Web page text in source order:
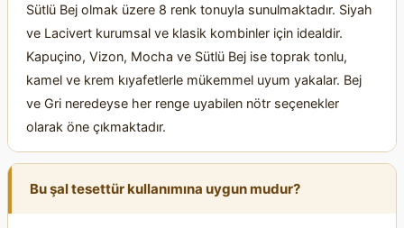
Sütlü Bej olmak üzere 8 renk tonuyla sunulmaktadır. Siyah
ve Lacivert kurumsal ve klasik kombinler için idealdir.
Kapuçino, Vizon, Mocha ve Sütlü Bej ise toprak tonlu,
kamel ve krem kıyafetlerle mükemmel uyum yakalar. Bej
ve Gri neredeyse her renge uyabilen nötr seçenekler
olarak öne çıkmaktadır.
Bu şal tesettür kullanımına uygun mudur?